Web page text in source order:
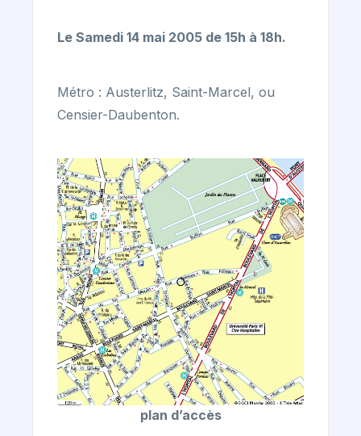
Le Samedi 14 mai 2005 de 15h à 18h.
Métro : Austerlitz, Saint-Marcel, ou
Censier-Daubenton.
plan d’accès